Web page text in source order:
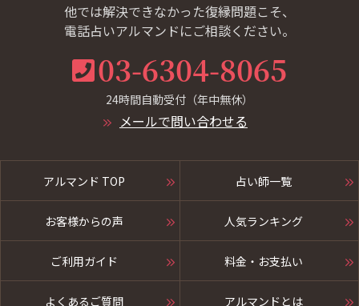
他では解決できなかった復縁問題こそ、
電話占いアルマンドにご相談ください。
03-6304-8065
24時間自動受付（年中無休）
メールで問い合わせる
アルマンド TOP 占い師一覧
お客様からの声 人気ランキング
ご利用ガイド 料金・お支払い
よくあるご質問 アルマンドとは